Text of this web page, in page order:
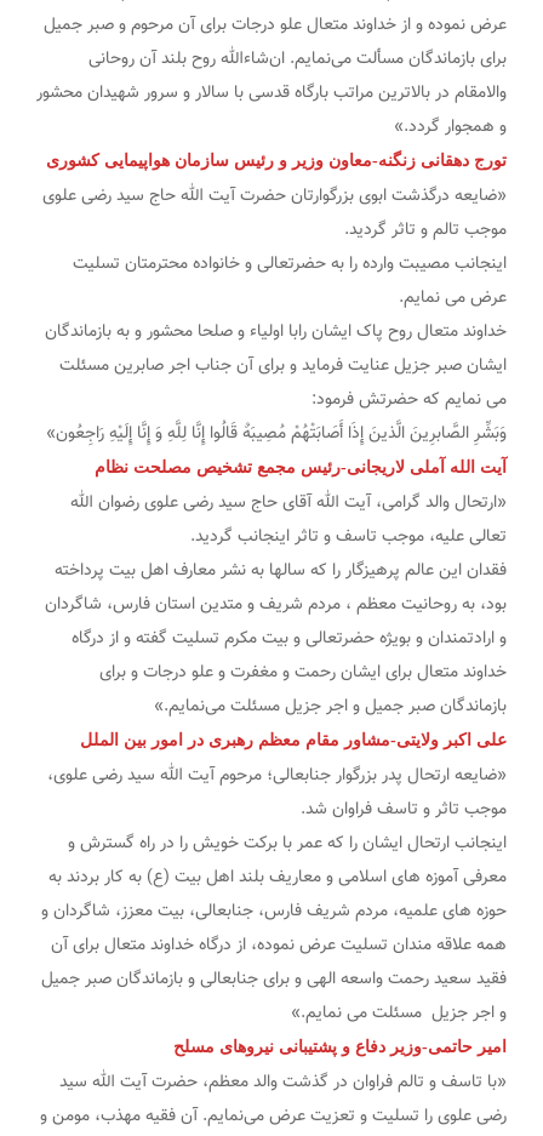
عرض نموده و از خداوند متعال علو درجات برای آن مرحوم و صبر جمیل
برای بازماندگان مسألت می‌نمایم. ان‌شاءالله روح بلند آن روحانی
والامقام در بالاترین مراتب بارگاه قدسی با سالار و سرور شهیدان محشور
و همجوار گردد.»
تورج دهقانی زنگنه-معاون وزیر و رئیس سازمان هواپیمایی کشوری
«ضایعه درگذشت ابوی بزرگوارتان حضرت آیت الله حاج سید رضی علوی
موجب تالم و تاثر گردید.
اینجانب مصیبت وارده را به حضرتعالی و خانواده محترمتان تسلیت
عرض می نمایم.
خداوند متعال روح پاک ایشان رابا اولیاء و صلحا محشور و به بازماندگان
ایشان صبر جزیل عنایت فرماید و برای آن جناب اجر صابرین مسئلت
می نمایم که حضرتش فرمود:
وَبَشِّرِ الصَّابرِینَ الَّذینَ إِذَا أَصَابَتْهُمْ مُصِیبَهٌ قَالُوا إِنَّا لِلَّهِ وَ إِنَّا إِلَیْهِ رَاجِعُون»
آیت الله آملی لاریجانی-رئیس مجمع تشخیص مصلحت نظام
«ارتحال والد گرامی، آیت الله آقای حاج سید رضی علوی رضوان الله
تعالی علیه، موجب تاسف و تاثر اینجانب گردید.
فقدان این عالم پرهیزگار را که سالها به نشر معارف اهل بیت پرداخته
بود، به روحانیت معظم ، مردم شریف و متدین استان فارس، شاگردان
و ارادتمندان و بویژه حضرتعالی و بیت مکرم تسلیت گفته و از درگاه
خداوند متعال برای ایشان رحمت و مغفرت و علو درجات و برای
بازماندگان صبر جمیل و اجر جزیل مسئلت می‌نمایم.»
علی اکبر ولایتی-مشاور مقام معظم رهبری در امور بین الملل
«ضایعه ارتحال پدر بزرگوار جنابعالی؛ مرحوم آیت الله سید رضی علوی،
موجب تاثر و تاسف فراوان شد.
اینجانب ارتحال ایشان را که عمر با برکت خویش را در راه گسترش و
معرفی آموزه های اسلامی و معاریف بلند اهل بیت (ع) به کار بردند به
حوزه های علمیه، مردم شریف فارس، جنابعالی، بیت معزز، شاگردان و
همه علاقه مندان تسلیت عرض نموده، از درگاه خداوند متعال برای آن
فقید سعید رحمت واسعه الهی و برای جنابعالی و بازماندگان صبر جمیل
و اجر جزیل مسئلت می نمایم.»
امیر حاتمی-وزیر دفاع و پشتیبانی نیرو‌های مسلح
«با تاسف و تالم فراوان در گذشت والد معظم، حضرت آیت الله سید
رضی علوی را تسلیت و تعزیت عرض می‌نمایم. آن فقیه مهذب، مومن و